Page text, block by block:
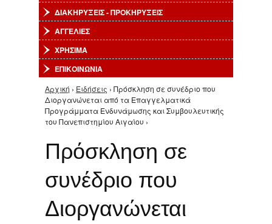
ΔΙΑΚΗΡΥΞΕΙΣ - ΠΡΟΚΗΡΥΞΕΙΣ
ΑΓΓΕΛΙΕΣ
ΧΡΗΣΙΜΑ
ΕΠΙΚΟΙΝΩΝΙΑ
Είστε εδώ
Αρχική › Ειδήσεις › Πρόσκληση σε συνέδριο που
Διοργανώνεται από τα Επαγγελματικά
Προγράμματα Ενδυνάμωσης και Συμβουλευτικής
του Πανεπιστημίου Αιγαίου ›
Πρόσκληση σε
συνέδριο που
Διοργανώνεται